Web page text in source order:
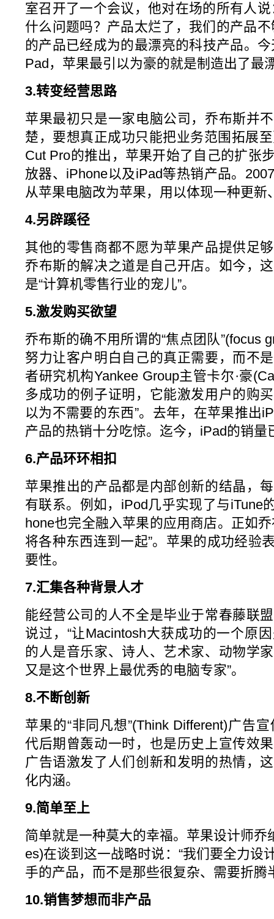
室召开了一个会议，他对在场的所有人
什么问题吗？产品太烂了，我们的产品
的产品已经成为的最漂亮的科技产品。
Pad，苹果最引以为豪的就是制造出了最
3.转变经营思路
苹果最初只是一家电脑公司，乔布斯并
楚，要想真正成功只能把业务范围拓展
Cut Pro的推出，苹果开始了自己的扩张
放器、iPhone以及iPad等热销产品。
从苹果电脑改为苹果，用以体现一种更新
4.另辟蹊径
其他的零售商都不愿为苹果产品提供足
乔布斯的解决之道是自己开店。如今，
是“计算机零售行业的宠儿”。
5.激发购买欲望
乔布斯的确不用所谓的“焦点团队”(focus
努力让客户明白自己的真正需要，而不
者研究机构Yankee Group主管卡尔·豪
多成功的例子证明，它能激发用户的购
以为不需要的东西”。去年，在苹果推出
产品的热销十分吃惊。迄今，iPad的销量
6.产品环环相扣
苹果推出的产品都是内部创新的结晶，
有联系。例如，iPod几乎实现了与iTune
hone也完全融入苹果的应用商店。正如
将各种东西连到一起”。苹果的成功经验
要性。
7.汇集各种背景人才
能经营公司的人不全是毕业于常春藤联
说过，“让Macintosh大获成功的一个原
的人是音乐家、诗人、艺术家、动物学
又是这个世界上最优秀的电脑专家”。
8.不断创新
苹果的“非同凡想”(Think Different)广告
代后期曾轰动一时，也是历史上宣传效
广告语激发了人们创新和发明的热情，
化内涵。
9.简单至上
简单就是一种莫大的幸福。苹果设计师乔
es)在谈到这一战略时说：“我们要全力设
手的产品，而不是那些很复杂、需要折腾
10.销售梦想而非产品